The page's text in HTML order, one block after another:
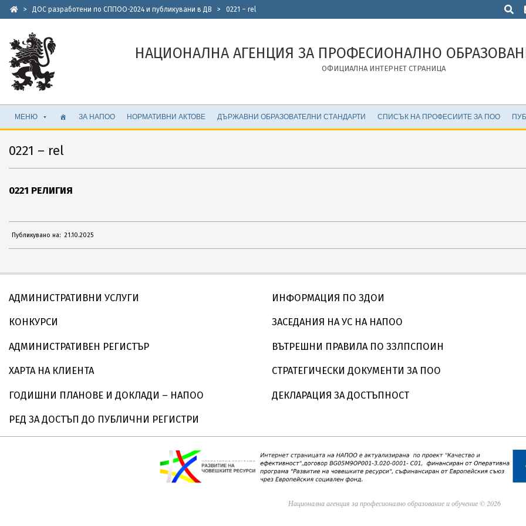
Skip
to
content
> ДОС разработени по СППОО-2024 и публикувани в ДВ > 0221 – rel
НАЦИОНАЛНА АГЕНЦИЯ ЗА ПРОФЕСИОНАЛНО
ОФИЦИАЛНА ИНТЕРНЕТ СТРАНИЦА
Secondary
Navigation
ЗА НАПОО НОРМАТИВНИ АКТОВЕ ДЪРЖАВНИ ОБРАЗОВАТЕЛНИ СТАНДАРТИ СПИСЪК НА ПРОФЕСИИТЕ ЗА ПОО
МЕНЮ
0221 – rel
0221 РЕЛИГИЯ
Публикувано на: 21.10.2025
АДМИНИСТРАТИВНИ УСЛУГИ
КОНКУРСИ
АДМИНИСТРАТИВЕН РЕГИСТЪР
ХАРТА НА КЛИЕНТА
ГОДИШНИ ПЛАНОВЕ И ДОКЛАДИ – НАПОО
РЕД ЗА ДОСТЪП ДО ПУБЛИЧНИ РЕГИСТРИ
ИНФОРМАЦИЯ ПО ЗДОИ
ЗАСЕДАНИЯ НА УС НА НАПОО
ВЪТРЕШНИ ПРАВИЛА ПО ЗЗЛПСПОИН
СТРАТЕГИЧЕСКИ ДОКУМЕНТИ ЗА ПОО
ДЕКЛАРАЦИЯ ЗА ДОСТЪПНОСТ
Национална агенция за професионално образование и обучение © 2026